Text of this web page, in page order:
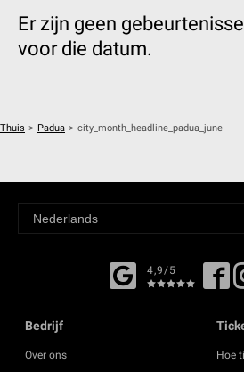
Er zijn geen
voor die datum.
Thuis > Padua > city_month_headline_padua_june
4,9/5
Bedrijf
Over ons Hoe